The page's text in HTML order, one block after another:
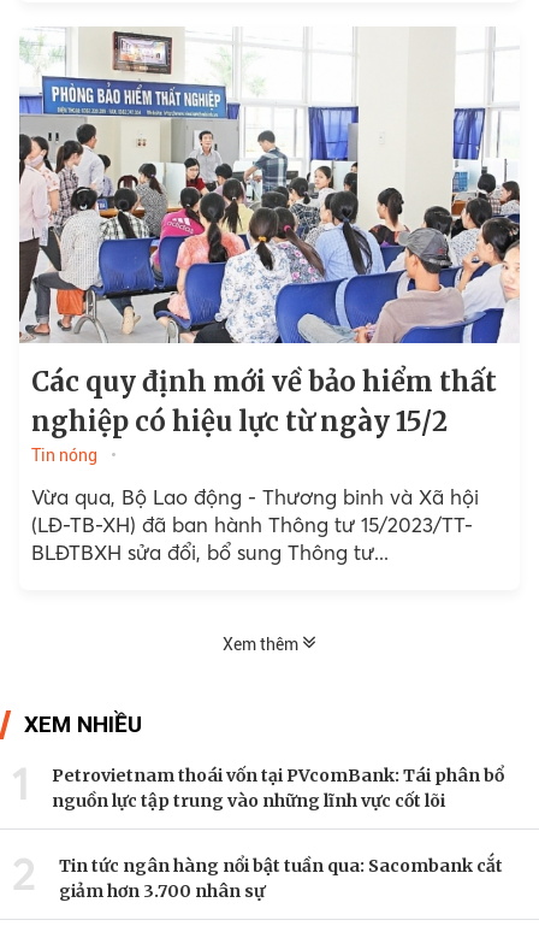
Các quy định mới về bảo hiểm thất
nghiệp có hiệu lực từ ngày 15/2
Tin nóng
Vừa qua, Bộ Lao động - Thương binh và Xã hội
(LĐ-TB-XH) đã ban hành Thông tư 15/2023/TT-
BLĐTBXH sửa đổi, bổ sung Thông tư...
Xem thêm
XEM NHIỀU
1
Petrovietnam thoái vốn tại PVcomBank: Tái phân bổ
nguồn lực tập trung vào những lĩnh vực cốt lõi
2
Tin tức ngân hàng nổi bật tuần qua: Sacombank cắt
giảm hơn 3.700 nhân sự